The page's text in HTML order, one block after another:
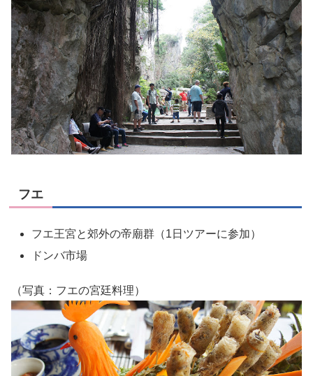
フエ
フエ王宮と郊外の帝廟群（1日ツアーに参加）
ドンバ市場
（写真：フエの宮廷料理）